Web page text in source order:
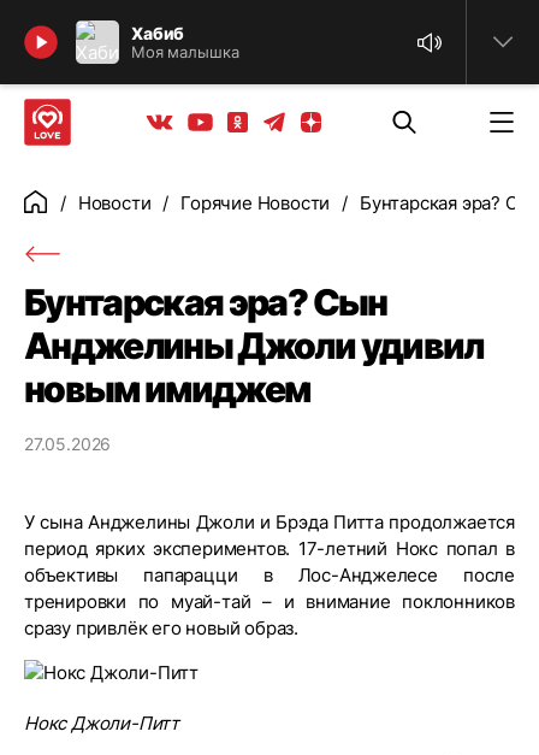
Хабиб
Моя малышка
Найти
Вконтакте
YoutubeОдноклассники
ТелеграмЯндекс дзен
ГлавнаяНовости Горячие Новости Бунтарская эра?
Бунтарская эра? Сын
Анджелины Джоли удивил
новым имиджем
27.05.2026
У сына Анджелины Джоли и Брэда Питта продолжается
период ярких экспериментов. 17-летний Нокс попал в
объективы папарацци в Лос-Анджелесе после
тренировки по муай-тай – и внимание поклонников
сразу привлёк его новый образ.
Нокс Джоли-Питт